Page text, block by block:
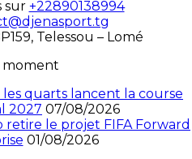
sur +22890138994
Telessou – Lomé
moment
les quarts lancent la course
2027 07/08/2026
retire le projet FIFA Forward
01/08/2026